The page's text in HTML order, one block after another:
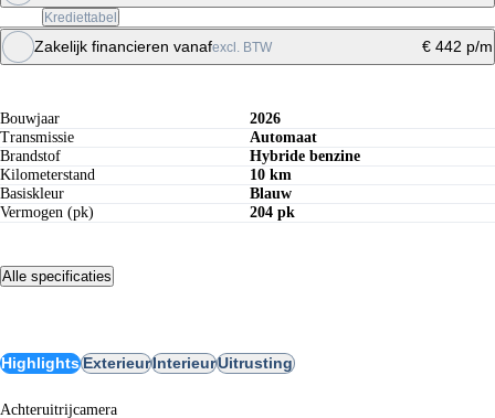
Krediettabel
Maandbedrag berekenen
Zakelijk financieren vanafexcl. BTW € 442 p/m
Specificaties
Bouwjaar
2026
Transmissie
Automaat
Brandstof
Hybride benzine
Kilometerstand
10 km
Basiskleur
Blauw
Vermogen (pk)
204 pk
Alle specificaties
HighlightsExterieurInterieurUitrusting
Achteruitrijcamera